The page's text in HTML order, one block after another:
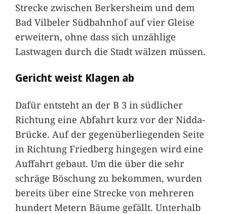
Strecke zwischen Berkersheim und dem
Bad Vilbeler Südbahnhof auf vier Gleise
erweitern, ohne dass sich unzählige
Lastwagen durch die Stadt wälzen müssen.
Gericht weist Klagen ab
Dafür entsteht an der B 3 in südlicher
Richtung eine Abfahrt kurz vor der Nidda-
Brücke. Auf der gegenüberliegenden Seite
in Richtung Friedberg hingegen wird eine
Auffahrt gebaut. Um die über die sehr
schräge Böschung zu bekommen, wurden
bereits über eine Strecke von mehreren
hundert Metern Bäume gefällt. Unterhalb